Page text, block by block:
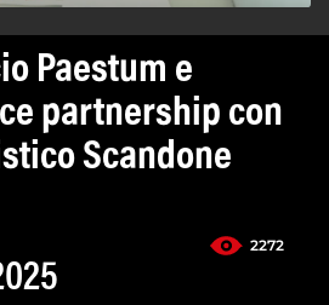
Paestum e
partnership con
Scandone
2272